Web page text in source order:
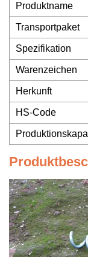
Produktname
Transportpaket
Spezifikation
Warenzeichen
Herkunft
HS-Code